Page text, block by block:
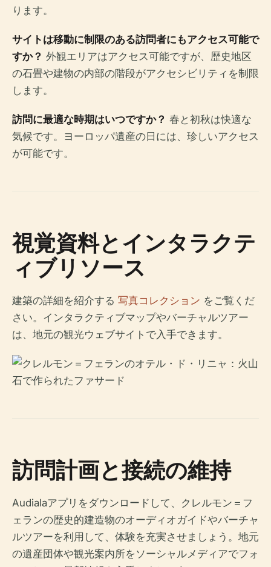
ります。
サイトは移動に制限のある訪問者にもアクセス可能で
すか？ 外観エリアはアクセス可能ですが、歴史地区
の石畳や建物の内部の階段がアクセシビリティを制限
します。
訪問に最適な時期はいつですか？ 春と初秋は快適な
気候です。ヨーロッパ遺産の日には、珍しいアクセス
が可能です。
視覚資料とインタラクテ
ィブリソース
建築の詳細を紹介する 写真コレクション をご覧くだ
さい。インタラクティブマップやバーチャルツアー
は、地元の観光ウェブサイトで入手できます。
訪問計画と接続の維持
Audialaアプリをダウンロードして、クレルモン＝フ
ェランの歴史的建造物のオーディオガイドやバーチャ
ルツアーを利用して、体験を充実させましょう。地元
の遺産団体や観光案内所をソーシャルメディアでフォ